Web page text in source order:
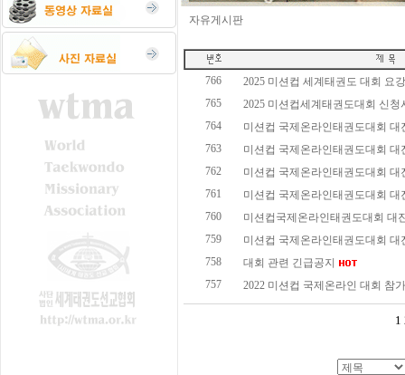
자유게시판
766
2025 미션컵 세계태권도 대회 요
765
2025 미션컵세계태권도대회 신청
764
미션컵 국제온라인태권도대회 대
763
미션컵 국제온라인태권도대회 대
762
미션컵 국제온라인태권도대회 대
761
미션컵 국제온라인태권도대회 대
760
미션컵국제온라인태권도대회 대
759
미션컵 국제온라인태권도대회 대
758
대회 관련 긴급공지
757
2022 미션컵 국제온라인 대회 참
1